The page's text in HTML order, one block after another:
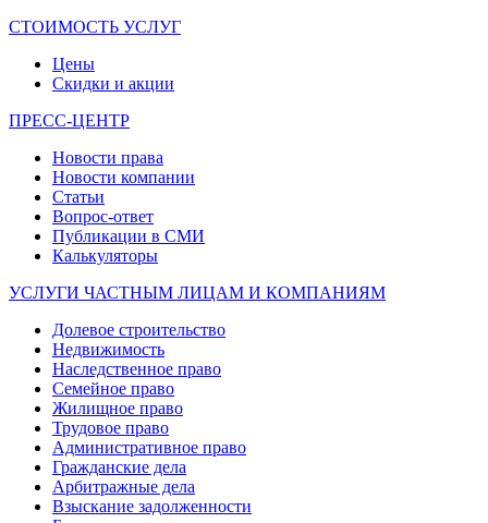
СТОИМОСТЬ УСЛУГ
Цены
Скидки и акции
ПРЕСС-ЦЕНТР
Новости права
Новости компании
Статьи
Вопрос-ответ
Публикации в СМИ
Калькуляторы
УСЛУГИ ЧАСТНЫМ ЛИЦАМ И КОМПАНИЯМ
Долевое строительство
Недвижимость
Наследственное право
Семейное право
Жилищное право
Трудовое право
Административное право
Гражданские дела
Арбитражные дела
Взыскание задолженности